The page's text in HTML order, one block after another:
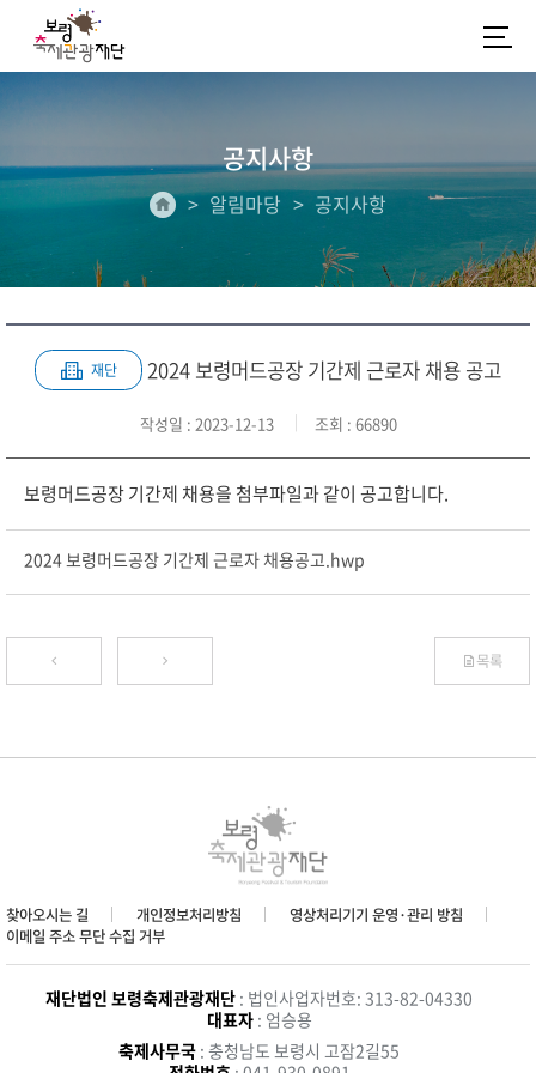
공지사항
알림마당 공지사항
재단 2024 보령머드공장 기간제 근로자 채용 공고
작성일 : 2023-12-13 조회 : 66890
보령머드공장 기간제 채용을 첨부파일과 같이 공고합니다.
2024 보령머드공장 기간제 근로자 채용공고.hwp
목록
찾아오시는 길 개인정보처리방침
영상처리기기 운영·관리 방침
이메일 주소 무단 수집 거부
재단법인 보령축제관광재단 : 법인사업자번호: 313-82-04330
대표자: 엄승용
축제사무국 : 충청남도 보령시 고잠2길55